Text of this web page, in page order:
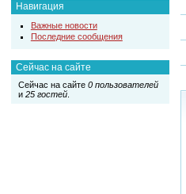
Навигация
Важные новости
Последние сообщения
Сейчас на сайте
Сейчас на сайте 0 пользователей
и 25 гостей.